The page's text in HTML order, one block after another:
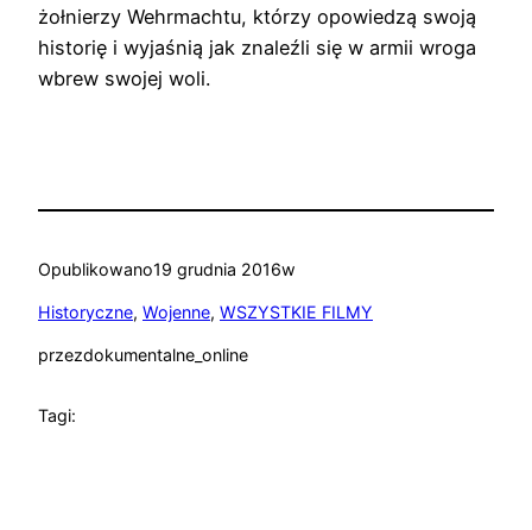
żołnierzy Wehrmachtu, którzy opowiedzą swoją
historię i wyjaśnią jak znaleźli się w armii wroga
wbrew swojej woli.
Opublikowano19 grudnia 2016w
Historyczne, Wojenne, WSZYSTKIE FILMY
przezdokumentalne_online
Tagi: